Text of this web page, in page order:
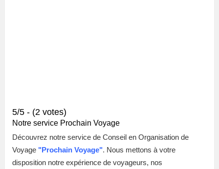
5/5 - (2 votes)
Notre service Prochain Voyage
Découvrez notre service de Conseil en Organisation de
Voyage "Prochain Voyage". Nous mettons à votre
disposition notre expérience de voyageurs, nos